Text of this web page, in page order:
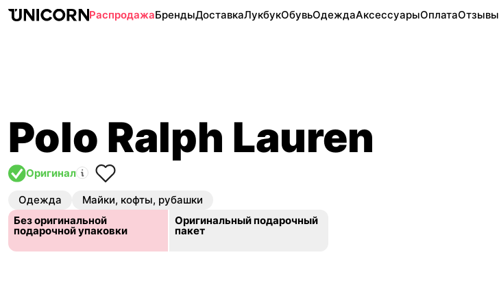
РаспродажаБрендыДоставкаЛукбукОбувьОдеждаАксессуарыОплатаОтзывы
Polo Ralph Lauren
Оригинал
Одежда
Майки, кофты, рубашки
Без оригинальной
подарочной упаковки
Оригинальный подарочный
пакет